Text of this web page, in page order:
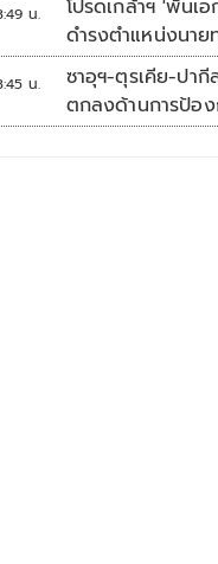
น.
โปรดเกล้าฯ 'พันเ
ดำรงตำแหน่งนา
พระราชทานยศ 'พ
น.
ซาอุฯ-ตุรเคีย-ปา
ตกลงด้านการป้อง
สงครามในภูมิภาค